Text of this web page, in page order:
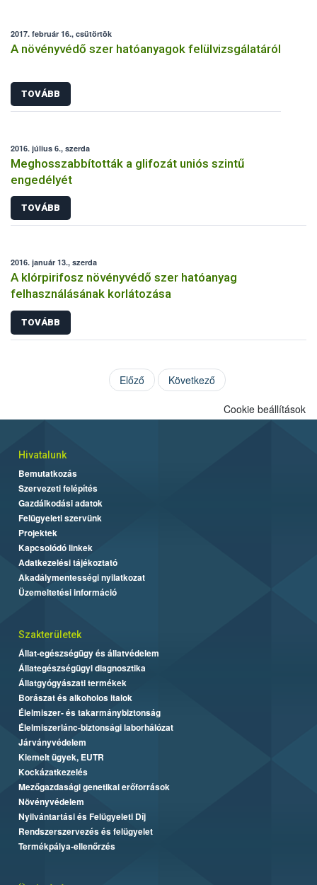
2017. február 16., csütörtök
A növényvédő szer hatóanyagok felülvizsgálatáról
TOVÁBB
2016. július 6., szerda
Meghosszabbították a glifozát uniós szintű
engedélyét
TOVÁBB
2016. január 13., szerda
A klórpirifosz növényvédő szer hatóanyag
felhasználásának korlátozása
TOVÁBB
Előző Következő
Cookie beállítások
Hivatalunk
Bemutatkozás
Szervezeti felépítés
Gazdálkodási adatok
Felügyeleti szervünk
Projektek
Kapcsolódó linkek
Adatkezelési tájékoztató
Akadálymentességi nyilatkozat
Üzemeltetési információ
Szakterületek
Állat-egészségügy és állatvédelem
Állategészségügyi diagnosztika
Állatgyógyászati termékek
Borászat és alkoholos italok
Élelmiszer- és takarmánybiztonság
Élelmiszerlánc-biztonsági laborhálózat
Járványvédelem
Kiemelt ügyek, EUTR
Kockázatkezelés
Mezőgazdasági genetikai erőforrások
Növényvédelem
Nyilvántartási és Felügyeleti Díj
Rendszerszervezés és felügyelet
Termékpálya-ellenőrzés